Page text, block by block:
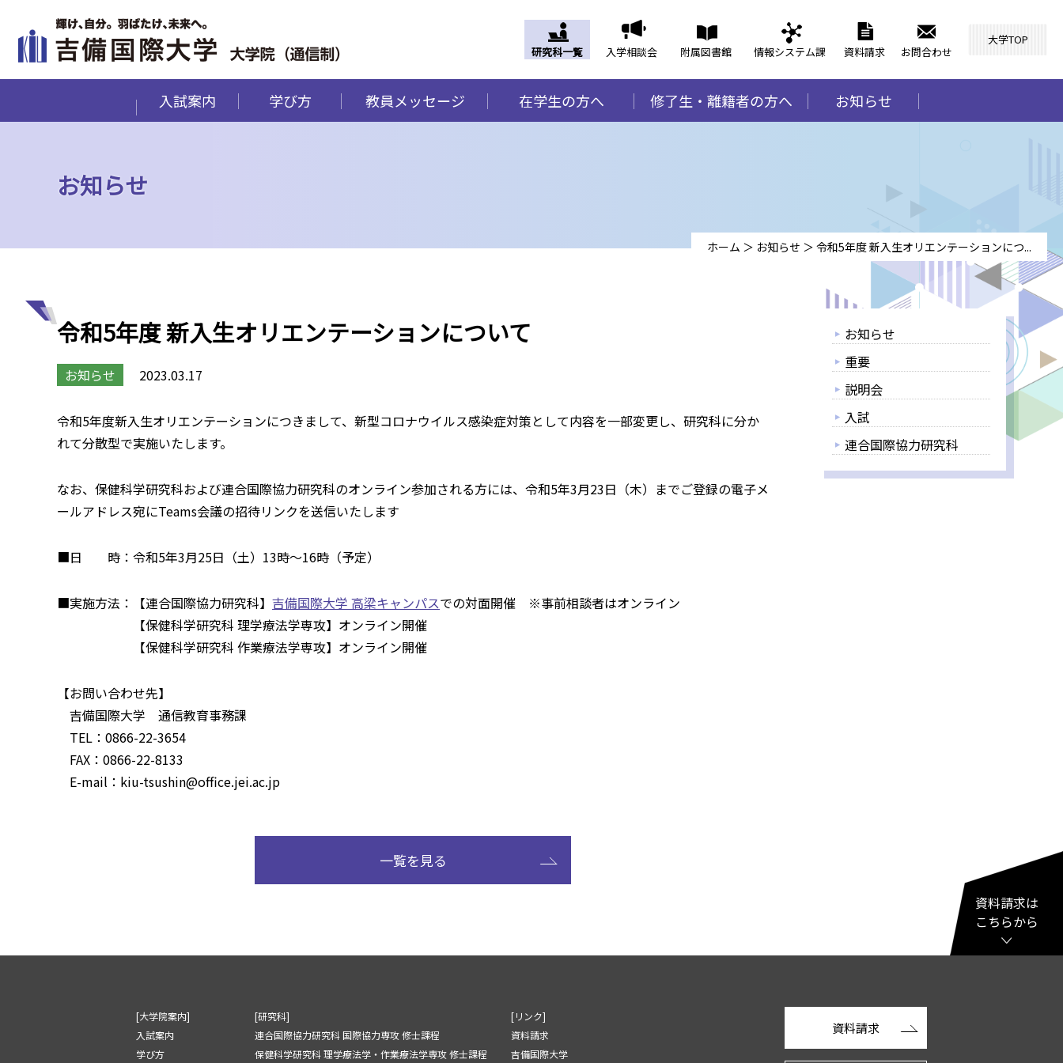
研究科一覧 入学相談会 附属図書館 情報システム課 資料請求 お問合わせ
大学TOP
入試案内 学び方 教員メッセージ 在学生の方へ 修了生・離籍者の方へ お知らせ
お知らせ
ホーム ＞ お知らせ ＞ 令和5年度 新入生オリエンテーションにつ...
令和5年度 新入生オリエンテーションについて
お知らせ 2023.03.17
令和5年度新入生オリエンテーションにつきまして、新型コロナウイルス感染症対策として内容を一部変更し、研究科に分か
れて分散型で実施いたします。
なお、保健科学研究科および連合国際協力研究科のオンライン参加される方には、令和5年3月23日（木）までご登録の電子メ
ールアドレス宛にTeams会議の招待リンクを送信いたします
■日 時：令和5年3月25日（土） 13時～16時（予定）
■実施方法：【連合国際協力研究科】 吉備国際大学 高梁キャンパスでの対面開催 ※事前相談者はオンライン
【保健科学研究科 理学療法学専攻】オンライン開催
【保健科学研究科 作業療法学専攻】オンライン開催
【お問い合わせ先】
吉備国際大学 通信教育事務課
TEL：0866-22-3654
FAX：0866-22-8133
E-mail：kiu-tsushin@office.jei.ac.jp
一覧を見る
お知らせ
重要
説明会
入試
連合国際協力研究科
資料請求は
こちらから
[大学院案内]
入試案内
学び方
[研究科]
連合国際協力研究科 国際協力専攻 修士課程
保健科学研究科 理学療法学・作業療法学専攻 修士課程
[リンク]
資料請求
吉備国際大学
資料請求